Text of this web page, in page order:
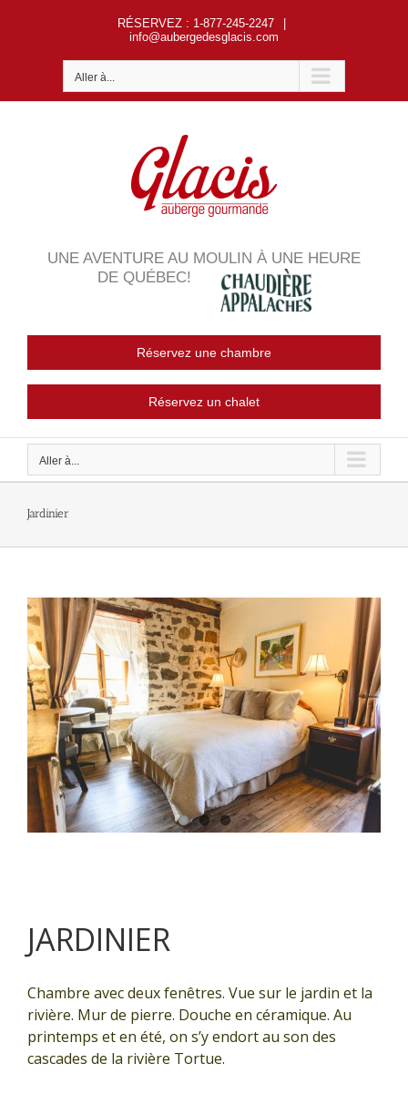
RÉSERVEZ: 1-877-245-2247
info@aubergedesglacis.com
Aller à...
UNE AVENTURE AU MOULIN À UNE HEURE
DE QUÉBEC!
Réservez une chambre
Réservez un chalet
Aller à...
Jardinier
JARDINIER
Chambre avec deux fenêtres. Vue sur le jardin et la
rivière. Mur de pierre. Douche en céramique. Au
printemps et en été, on s’y endort au son des
cascades de la rivière Tortue.